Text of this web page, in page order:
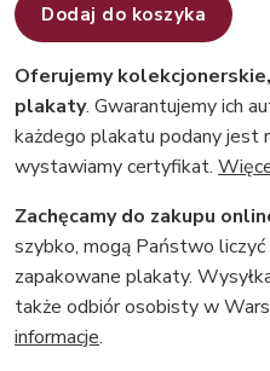
Dodaj do koszyka
Oferujemy
plakaty. Gwarantujemy ich
każdego plakatu podany jest
wystawiamy certyfikat.
Zachęcamy do zakupu
szybko, mogą Państwo liczyć
zapakowane plakaty.
także odbiór osobisty w
informacje.